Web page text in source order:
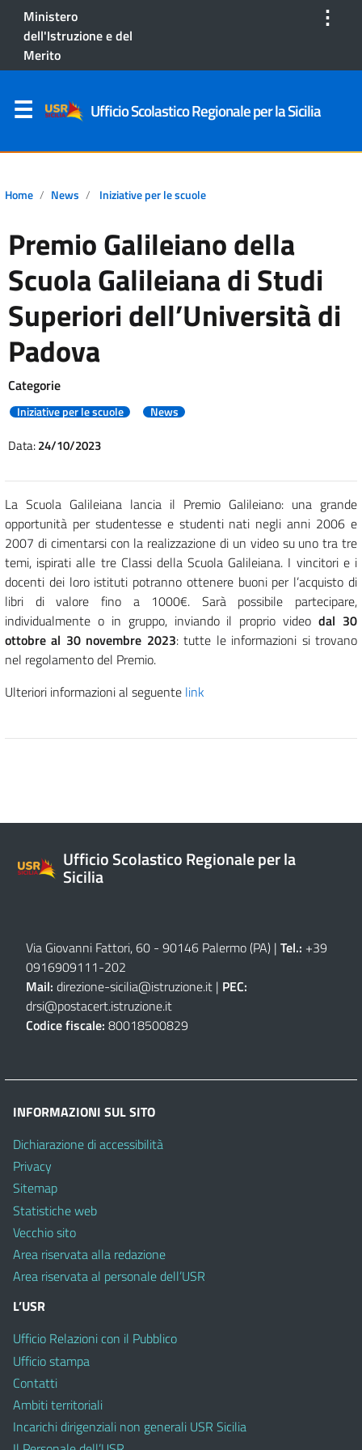
Ministero
dell'Istruzione e del
Merito
⋮
Ufficio Scolastico Regionale per la Sicilia
Home News Iniziative per le scuole
Premio Galileiano della
Scuola Galileiana di Studi
Superiori dell’Università di
Padova
Categorie
Iniziative per le scuole News
Data:24/10/2023
La Scuola Galileiana lancia il Premio Galileiano: una grande
opportunità per studentesse e studenti nati negli anni 2006 e
2007 di cimentarsi con la realizzazione di un video su uno tra tre
temi, ispirati alle tre Classi della Scuola Galileiana. I vincitori e i
docenti dei loro istituti potranno ottenere buoni per l’acquisto di
libri di valore fino a 1000€. Sarà possibile partecipare,
individualmente o in gruppo, inviando il proprio videodal 30
ottobre al 30 novembre 2023: tutte le informazioni si trovano
nel regolamento del Premio.
Ulteriori informazioni al seguente link
Ufficio Scolastico Regionale per la
Sicilia
Via Giovanni Fattori, 60 - 90146 Palermo (PA) | Tel.: +39
0916909111-202
Mail: direzione-sicilia@istruzione.it | PEC:
drsi@postacert.istruzione.it
Codice fiscale: 80018500829
INFORMAZIONI SUL SITO
Dichiarazione di accessibilità
Privacy
Sitemap
Statistiche web
Vecchio sito
Area riservata alla redazione
Area riservata al personale dell’USR
L’USR
Ufficio Relazioni con il Pubblico
Ufficio stampa
Contatti
Ambiti territoriali
Incarichi dirigenziali non generali USR Sicilia